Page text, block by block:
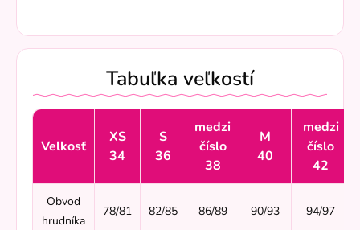
Tabuľka veľkostí
Velkosť
XS
34
S
36
medzi
číslo
38
M
40
medzi
číslo
42
Obvod
hrudníka
78/81 82/85 86/89 90/93 94/97